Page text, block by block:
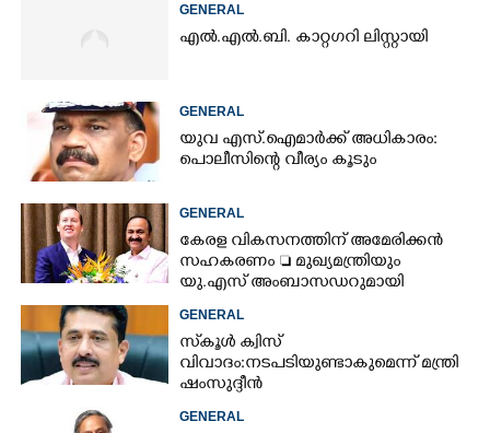
GENERAL
എൽ.എൽ.ബി. കാറ്റഗറി ലിസ്റ്റായി
GENERAL
യുവ എസ്.ഐമാർക്ക് അധികാരം:
പൊലീസിന്റെ വീര്യം കൂടും
GENERAL
കേരള വികസനത്തിന് അമേരിക്കൻ
സഹകരണം  മുഖ്യമന്ത്രിയും
യു.എസ് അംബാസഡറുമായി
GENERAL
സ്‌കൂൾ ക്വിസ്
വിവാദം:നടപടിയുണ്ടാകുമെന്ന് മന്ത്രി
ഷംസുദ്ദീൻ
GENERAL